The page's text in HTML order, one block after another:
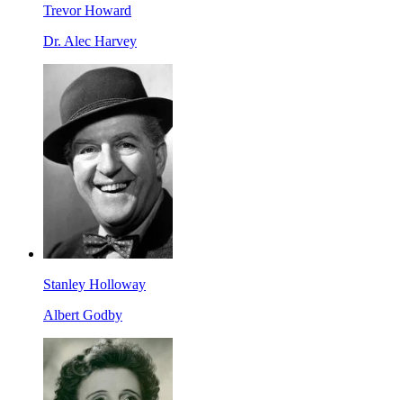
Trevor Howard
Dr. Alec Harvey
Stanley Holloway
Albert Godby